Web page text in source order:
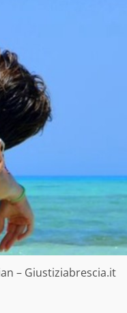
– Giustiziabrescia.it